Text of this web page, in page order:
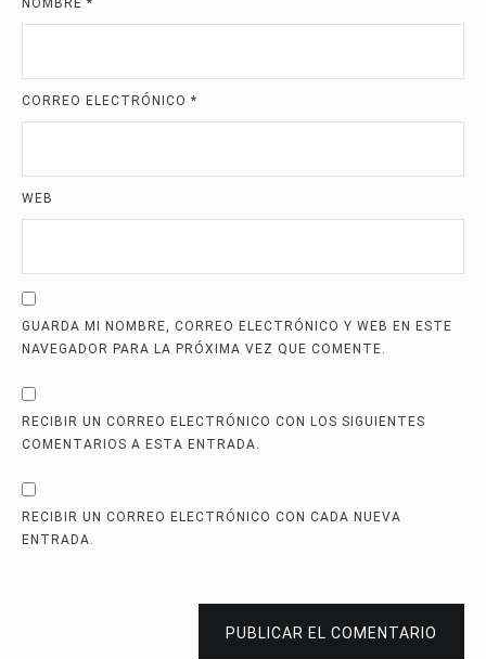
NOMBRE *
CORREO ELECTRÓNICO *
WEB
GUARDA MI NOMBRE, CORREO ELECTRÓNICO Y WEB EN ESTE
NAVEGADOR PARA LA PRÓXIMA VEZ QUE COMENTE.
RECIBIR UN CORREO ELECTRÓNICO CON LOS SIGUIENTES
COMENTARIOS A ESTA ENTRADA.
RECIBIR UN CORREO ELECTRÓNICO CON CADA NUEVA
ENTRADA.
PUBLICAR EL COMENTARIO